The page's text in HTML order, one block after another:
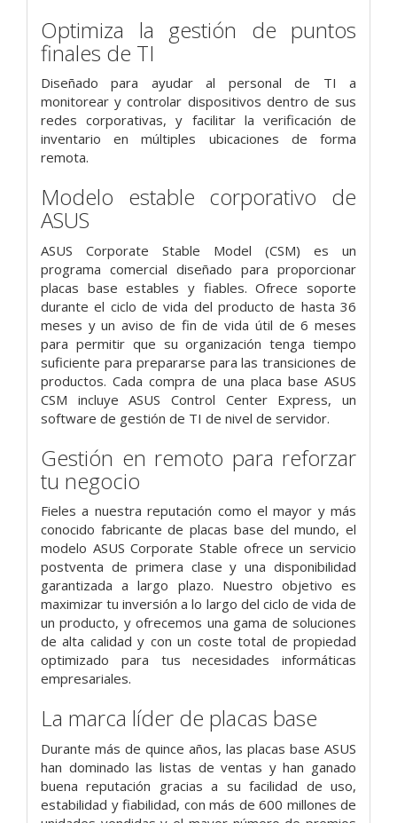
Optimiza la gestión de puntos
finales de TI
Diseñado para ayudar al personal de TI a
monitorear y controlar dispositivos dentro de sus
redes corporativas, y facilitar la verificación de
inventario en múltiples ubicaciones de forma
remota.
Modelo estable corporativo de
ASUS
ASUS Corporate Stable Model (CSM) es un
programa comercial diseñado para proporcionar
placas base estables y fiables. Ofrece soporte
durante el ciclo de vida del producto de hasta 36
meses y un aviso de fin de vida útil de 6 meses
para permitir que su organización tenga tiempo
suficiente para prepararse para las transiciones de
productos. Cada compra de una placa base ASUS
CSM incluye ASUS Control Center Express, un
software de gestión de TI de nivel de servidor.
Gestión en remoto para reforzar
tu negocio
Fieles a nuestra reputación como el mayor y más
conocido fabricante de placas base del mundo, el
modelo ASUS Corporate Stable ofrece un servicio
postventa de primera clase y una disponibilidad
garantizada a largo plazo. Nuestro objetivo es
maximizar tu inversión a lo largo del ciclo de vida de
un producto, y ofrecemos una gama de soluciones
de alta calidad y con un coste total de propiedad
optimizado para tus necesidades informáticas
empresariales.
La marca líder de placas base
Durante más de quince años, las placas base ASUS
han dominado las listas de ventas y han ganado
buena reputación gracias a su facilidad de uso,
estabilidad y fiabilidad, con más de 600 millones de